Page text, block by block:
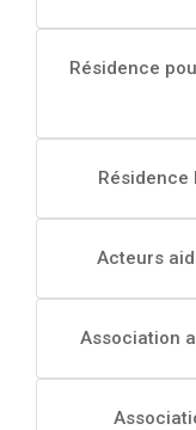
Résidence
Résidence
Acteurs
Association